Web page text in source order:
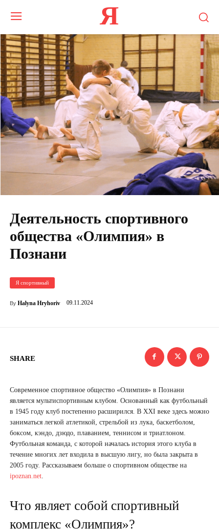
Я
Деятельность спортивного
общества «Олимпия» в
Познани
Я спортивный
By Halyna Hryhoriv 09.11.2024
SHARE
Современное спортивное общество «Олимпия» в Познани
является мультиспортивным клубом. Основанный как футбольный
в 1945 году клуб постепенно расширился. В XXI веке здесь можно
заниматься легкой атлетикой, стрельбой из лука, баскетболом,
боксом, кэндо, дзюдо, плаванием, теннисом и триатлоном.
Футбольная команда, с которой началась история этого клуба в
течение многих лет входила в высшую лигу, но была закрыта в
2005 году. Рассказываем больше о спортивном обществе на
ipoznan.net
Что являет собой спортивный
комплекс «Олимпия»?